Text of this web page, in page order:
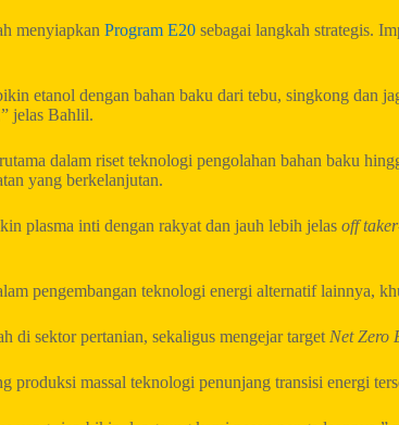
menyiapkan Program E20 sebagai langkah strategis.
etanol dengan bahan baku dari tebu, singkong dan
jelas Bahlil.
dalam riset teknologi pengolahan bahan baku
yang berkelanjutan.
plasma inti dengan rakyat dan jauh lebih jelas off taker
pengembangan teknologi energi alternatif lainnya,
di sektor pertanian, sekaligus mengejar target Net Zero
massal teknologi penunjang transisi energi